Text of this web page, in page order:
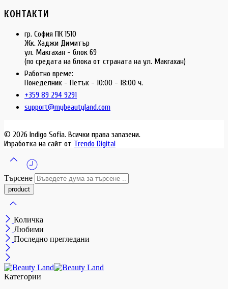
КОНТАКТИ
гр. София ПК 1510
Жк. Хаджи Димитър
ул. Макгахан - блок 69
(по средата на блока от страната на ул. Макгахан)
Работно време:
Понеделник - Петък - 10:00 - 18:00 ч.
+359 89 294 9291
support@mybeautyland.com
© 2026 Indigo Sofia. Всички права запазени.
Изработка на сайт от Trendo Digital
Търсене
Количка
Любими
Последно прегледани
Категории